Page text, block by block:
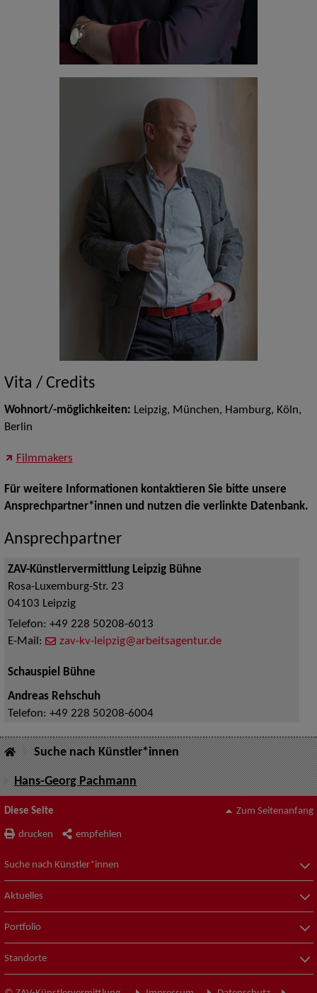
Vita / Credits
Wohnort/-möglichkeiten: Leipzig, München, Hamburg, Köln,
Berlin
Filmmakers
Für weitere Informationen kontaktieren Sie bitte unsere
Ansprechpartner*innen und nutzen die verlinkte Datenbank.
Ansprechpartner
ZAV-Künstlervermittlung Leipzig Bühne
Rosa-Luxemburg-Str. 23
04103 Leipzig
Telefon: +49 228 50208-6013
E-Mail:
zav-kv-leipzig@arbeitsagentur.de
Schauspiel Bühne
Andreas Rehschuh
Telefon: +49 228 50208-6004
Suche nach Künstler*innen
Hans-Georg Pachmann
Diese Seite
drucken empfehlen
Zum Seitenanfang
Suche nach Künstler*innen
Aktuelles
Portfolio
Standorte